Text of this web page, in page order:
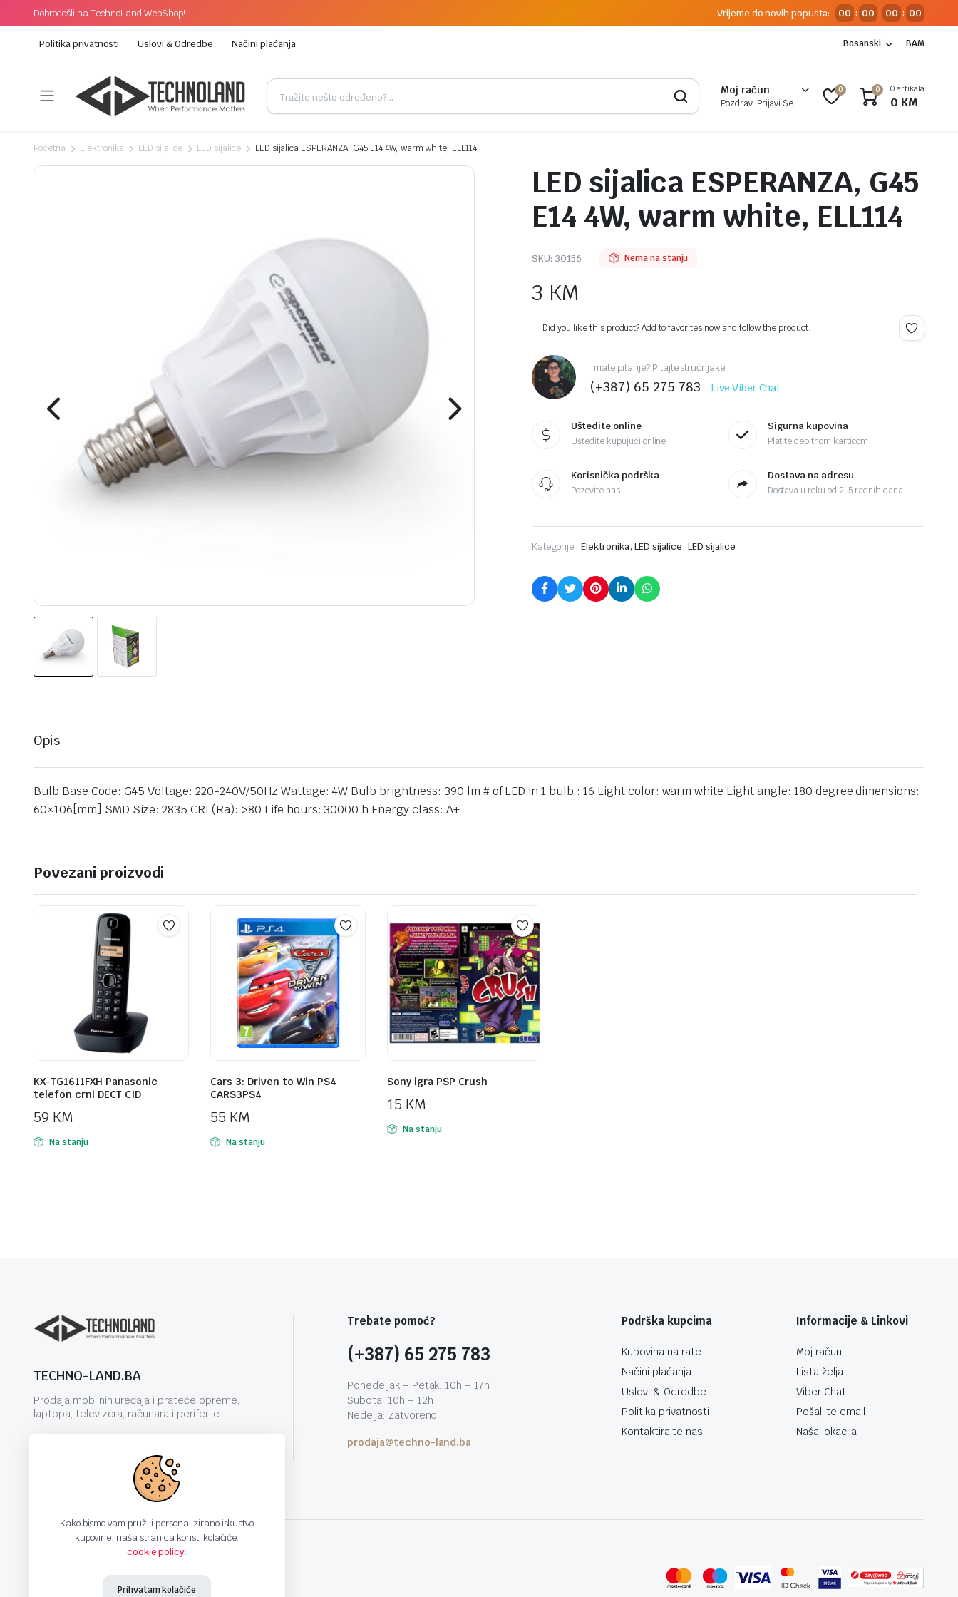
Dobrodošli na TechnoLand WebShop! Vrijeme do novih popusta: 00 : 00 : 00 : 00
Politika privatnosti Uslovi & Odredbe Načini plaćanja Bosanski BAM
Moj račun
Pozdrav, Prijavi Se
0 0 0 artikala
0 KM
Početna Elektronika LED sijalice LED sijalice LED sijalica ESPERANZA, G45 E14 4W, warm white, ELL114
LED sijalica ESPERANZA, G45
E14 4W, warm white, ELL114
SKU: 30156 Nema na stanju
3 KM
Did you like this product? Add to favorites now and follow the product.
Imate pitanje? Pitajte stručnjake
(+387) 65 275 783 Live Viber Chat
Uštedite online
Uštedite kupujući online
Sigurna kupovina
Platite debitnom karticom
Korisnička podrška
Pozovite nas
Dostava na adresu
Dostava u roku od 2-5 radnih dana
Kategorije: Elektronika, LED sijalice, LED sijalice
Opis
Bulb Base Code: G45 Voltage: 220-240V/50Hz Wattage: 4W Bulb brightness: 390 lm # of LED in 1 bulb : 16 Light color: warm white Light angle: 180 degree dimensions:
60×106[mm] SMD Size: 2835 CRI (Ra): >80 Life hours: 30000 h Energy class: A+
Povezani proizvodi
KX-TG1611FXH Panasonic
telefon crni DECT CID
59 KM
Na stanju
Cars 3: Driven to Win PS4
CARS3PS4
55 KM
Na stanju
Sony igra PSP Crush
15 KM
Na stanju
TECHNO-LAND.BA
Prodaja mobilnih uređaja i prateće opreme,
laptopa, televizora, računara i periferije.
Trebate pomoć?
(+387) 65 275 783
Ponedeljak – Petak: 10h – 17h
Subota: 10h – 12h
Nedelja: Zatvoreno
prodaja@techno-land.ba
Podrška kupcima
Kupovina na rate
Načini plaćanja
Uslovi & Odredbe
Politika privatnosti
Kontaktirajte nas
Informacije & Linkovi
Moj račun
Lista želja
Viber Chat
Pošaljite email
Naša lokacija
Kako bismo vam pružili personalizirano iskustvo
kupovine, naša stranica koristi kolačiće.
cookie policy.
Prihvatam kolačiće